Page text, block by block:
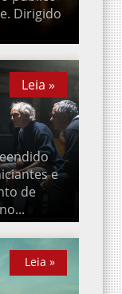
por
que
e exige
Leia »
Leia »
Leia »